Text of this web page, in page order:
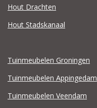
Hout Drachten
Hout Stadskanaal
Tuinmeubelen Groningen
Tuinmeubelen Appingedam
Tuinmeubelen Veendam